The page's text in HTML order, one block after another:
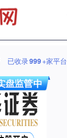
已收录999+家平台